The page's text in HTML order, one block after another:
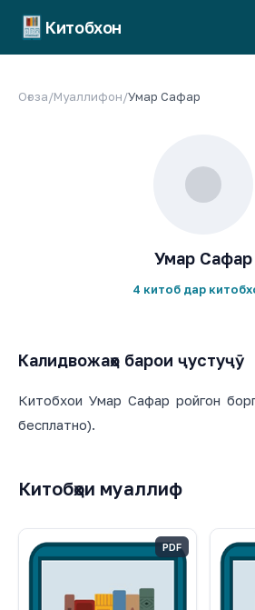
Китобхон
Оғоза/Муаллифон/Умар Сафар
Умар Сафар
4 китоб дар
Калидвожаҳо барои ҷустуҷӯ
Китобхои Умар Сафар ройгон
бесплатно).
Китобҳои муаллиф
PDF